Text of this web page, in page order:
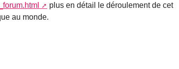
plus en détail le déroulement de cet
au monde.